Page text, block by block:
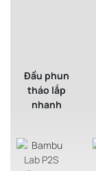
Đầu phun
tháo lắp
nhanh